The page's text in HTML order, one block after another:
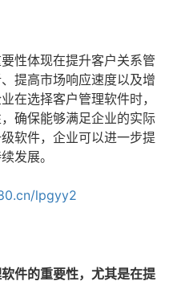
性体现在提升客户关系管
提高市场响应速度以及增
在选择客户管理软件时，
确保能够满足企业的实际
软件，企业可以进一步提
发展。
lpgyy2
件的重要性，尤其是在提